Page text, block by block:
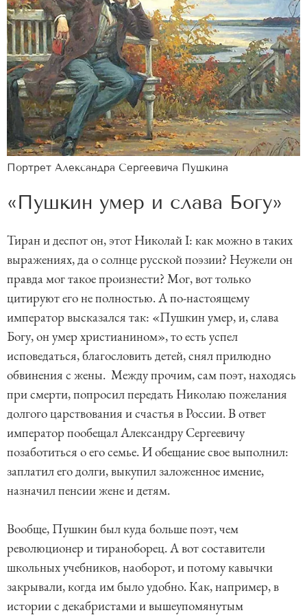
Портрет Александра Сергеевича Пушкина
«Пушкин умер и слава Богу»
Тиран и деспот он, этот Николай I: как можно в таких
выражениях, да о солнце русской поэзии? Неужели он
правда мог такое произнести? Мог, вот только
цитируют его не полностью. А по-настоящему
император высказался так: «Пушкин умер, и, слава
Богу, он умер христианином», то есть успел
исповедаться, благословить детей, снял прилюдно
обвинения с жены. Между прочим, сам поэт, находясь
при смерти, попросил передать Николаю пожелания
долгого царствования и счастья в России. В ответ
император пообещал Александру Сергеевичу
позаботиться о его семье. И обещание свое выполнил:
заплатил его долги, выкупил заложенное имение,
назначил пенсии жене и детям.
Вообще, Пушкин был куда больше поэт, чем
революционер и тираноборец. А вот составители
школьных учебников, наоборот, и потому кавычки
закрывали, когда им было удобно. Как, например, в
истории с декабристами и вышеупомянутым